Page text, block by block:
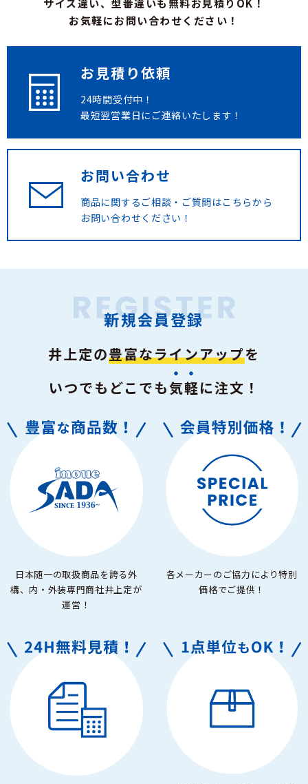
サイズ違い、型番違いも無料お見積りOK！
お気軽にお問い合わせください！
お見積り依頼
24時間受付中！
最短翌営業日にご連絡いたします！
お問い合わせ
商品に関するご相談・ご質問はこちらから
お問い合わせください！
新規会員登録
井上定の豊富なラインアップを
いつでもどこでも気軽に注文！
日本随一の取扱商品を誇る外
構、内・外装専門商社井上定が
運営！
各メーカーのご協力により特別
価格でご提供！